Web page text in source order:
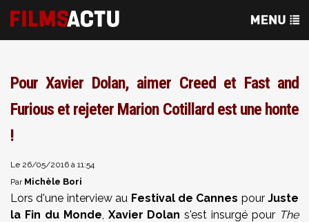
Pour Xavier Dolan, aimer Creed et Fast and
Furious et rejeter Marion Cotillard est une honte
!
Le 26/05/2016 à 11:54
Par Michèle Bori
Lors d'une interview au Festival de Cannes pour Juste
la Fin du Monde, Xavier Dolan s'est insurgé pour The